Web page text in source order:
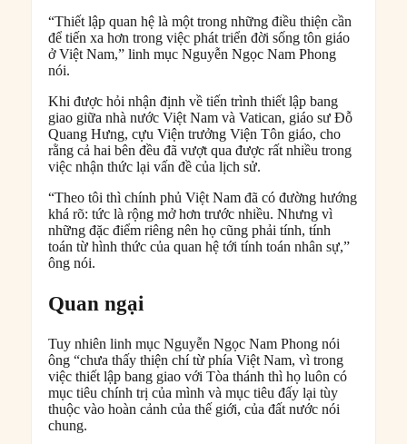
“Thiết lập quan hệ là một trong những điều thiện cần
để tiến xa hơn trong việc phát triển đời sống tôn giáo
ở Việt Nam,” linh mục Nguyễn Ngọc Nam Phong
nói.
Khi được hỏi nhận định về tiến trình thiết lập bang
giao giữa nhà nước Việt Nam và Vatican, giáo sư Đỗ
Quang Hưng, cựu Viện trưởng Viện Tôn giáo, cho
rằng cả hai bên đều đã vượt qua được rất nhiều trong
việc nhận thức lại vấn đề của lịch sử.
“Theo tôi thì chính phủ Việt Nam đã có đường hướng
khá rõ: tức là rộng mở hơn trước nhiều. Nhưng vì
những đặc điểm riêng nên họ cũng phải tính, tính
toán từ hình thức của quan hệ tới tính toán nhân sự,”
ông nói.
Quan ngại
Tuy nhiên linh mục Nguyễn Ngọc Nam Phong nói
ông “chưa thấy thiện chí từ phía Việt Nam, vì trong
việc thiết lập bang giao với Tòa thánh thì họ luôn có
mục tiêu chính trị của mình và mục tiêu đấy lại tùy
thuộc vào hoàn cảnh của thế giới, của đất nước nói
chung.